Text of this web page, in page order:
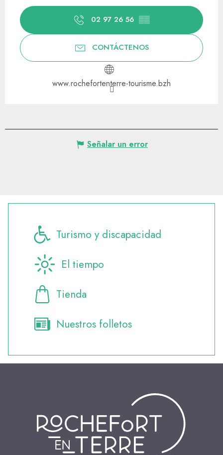
02 97 26 56 ▒▒
CONTÁCTENOS
www.rochefortenterre-tourisme.bzh
Señalar un error
Turismo y discapacidad
El tiempo
Tienda
Nuestros folletos